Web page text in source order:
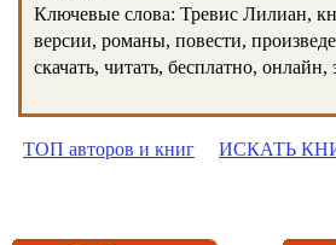
Ключевые слова: Тревис Лилиан,
версии, романы, повести,
скачать, читать, бесплатно,
ТОП авторов и книг ИСКАТЬ